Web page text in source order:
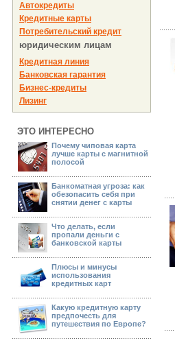
Автокредиты
Кредитные карты
Потребительский кредит
юридическим лицам
Кредитная линия
Банковская гарантия
Бизнес-кредиты
Лизинг
ЭТО ИНТЕРЕСНО
Почему чиповая карта
лучше карты с магнитной
полосой
Банкоматная угроза: как
обезопасить себя при
снятии денег с карты
Что делать, если
пропали деньги с
банковской карты
Плюсы и минусы
использования
кредитных карт
Какую кредитную карту
предпочесть для
путешествия по Европе?